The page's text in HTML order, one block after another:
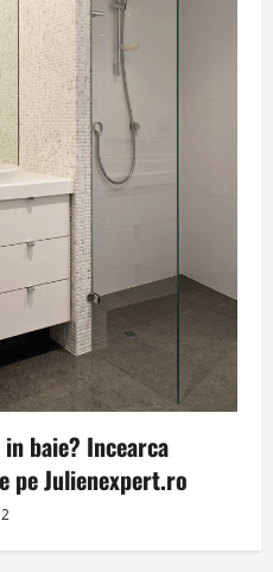
baie? Incearca
pe Julienexpert.ro
2